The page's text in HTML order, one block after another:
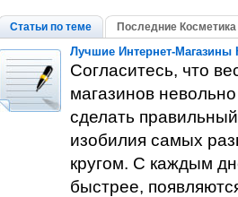
Статьи по теме Последние Косметика
Лучшие Интернет-Магазины
Согласитесь, что
магазинов
сделать
изобилия самых
кругом. С каждым
быстрее,